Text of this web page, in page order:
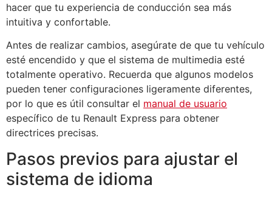
hacer que tu experiencia de conducción sea más
intuitiva y confortable.
Antes de realizar cambios, asegúrate de que tu vehículo
esté encendido y que el sistema de multimedia esté
totalmente operativo. Recuerda que algunos modelos
pueden tener configuraciones ligeramente diferentes,
por lo que es útil consultar el manual de usuario
específico de tu Renault Express para obtener
directrices precisas.
Pasos previos para ajustar el
sistema de idioma